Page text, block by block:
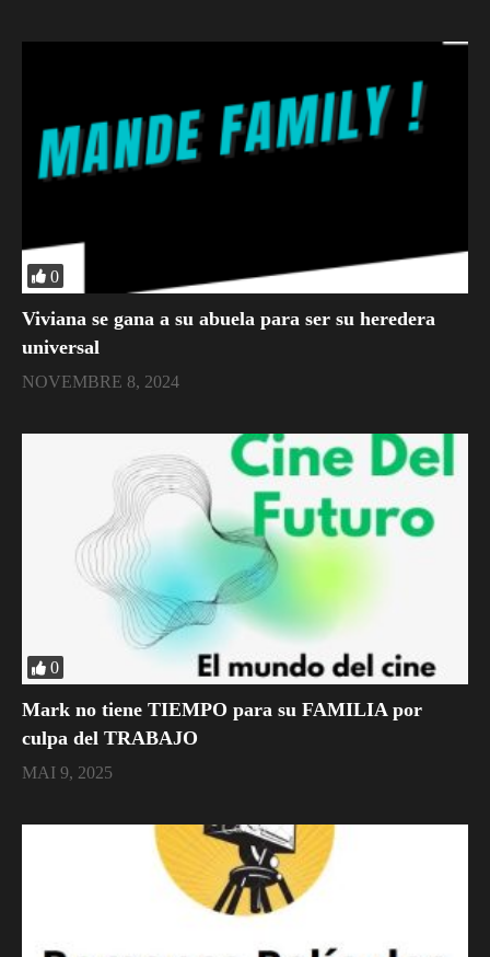
0
Viviana se gana a su abuela para ser su heredera
universal
NOVEMBRE 8, 2024
0
Mark no tiene TIEMPO para su FAMILIA por
culpa del TRABAJO
MAI 9, 2025